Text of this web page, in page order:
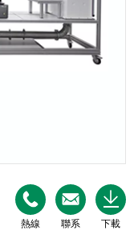
熱線 聯系 下載